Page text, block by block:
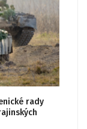
rady